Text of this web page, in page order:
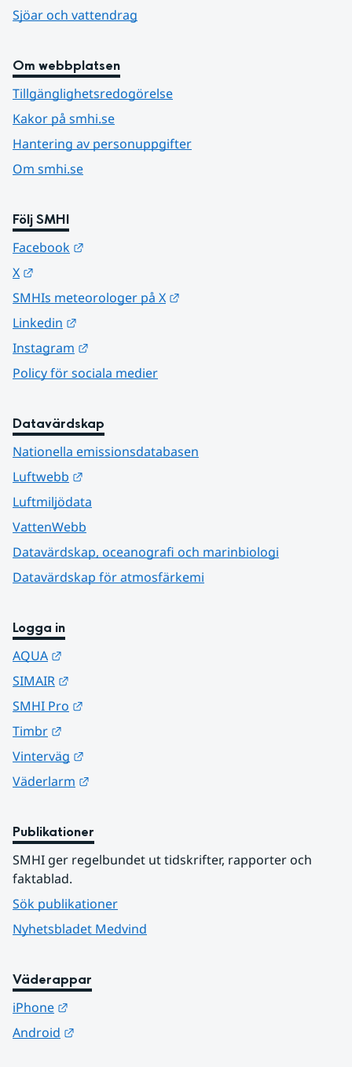
Sjöar och vattendrag
Om webbplatsen
Tillgänglighetsredogörelse
Kakor på smhi.se
Hantering av personuppgifter
Om smhi.se
Följ SMHI
Facebook
X
SMHIs meteorologer på X
Linkedin
Instagram
Policy för sociala medier
Datavärdskap
Nationella emissionsdatabasen
Luftwebb
Luftmiljödata
VattenWebb
Datavärdskap, oceanografi och marinbiologi
Datavärdskap för atmosfärkemi
Logga in
AQUA
SIMAIR
SMHI Pro
Timbr
Vinterväg
Väderlarm
Publikationer
SMHI ger regelbundet ut tidskrifter, rapporter och
faktablad.
Sök publikationer
Nyhetsbladet Medvind
Väderappar
iPhone
Android